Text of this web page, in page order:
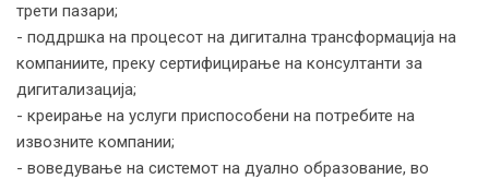
трети пазари;
- поддршка на процесот на дигитална трансформација на
компаниите, преку сертифицирање на консултанти за
дигитализација;
- креирање на услуги приспособени на потребите на
извозните компании;
- воведување на системот на дуално образование, во